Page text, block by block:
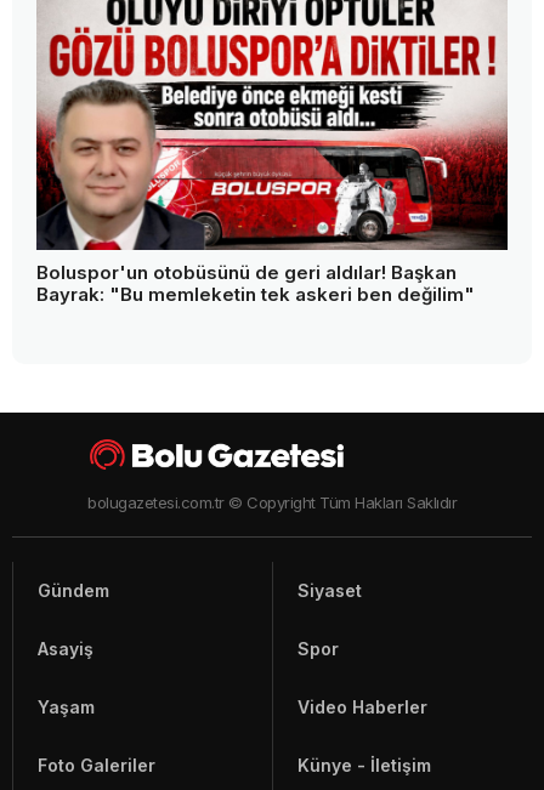
Bolu'da kafa kafaya çarpışma: 1 ölü, 2 ağır yaralı
Türkiye'nin en pahalı suyuna bir tepki daha!
"Verdiğim paranın karşılığını istiyorum"
Boluspor'un otobüsünü de geri aldılar! Başkan